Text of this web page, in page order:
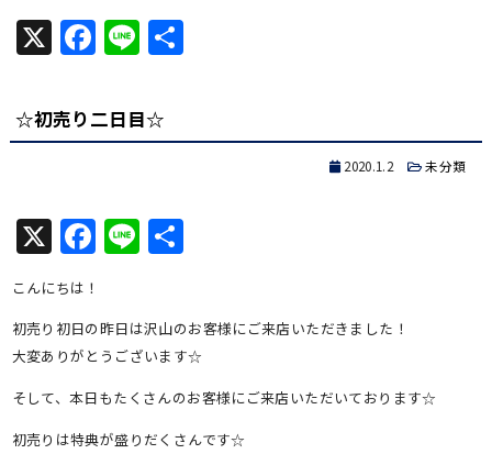
X Facebook
Line共
☆初売り二日目☆
2020.1.2 未分類
X Facebook
Line共
こんにちは！
初売り初日の昨日は沢山のお客様にご来店いただきました！
大変ありがとうございます☆
そして、本日もたくさんのお客様にご来店いただいております☆
初売りは特典が盛りだくさんです☆